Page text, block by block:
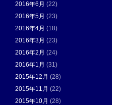
2016年6月 (22)
2016年5月 (23)
2016年4月 (18)
2016年3月 (23)
2016年2月 (24)
2016年1月 (31)
2015年12月 (28)
2015年11月 (22)
2015年10月 (28)